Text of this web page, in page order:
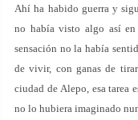
Ahí ha habido guerra y
no había visto algo así
sensación no la había
de vivir, con ganas de tirar
ciudad de Alepo, esa tarea
no lo hubiera imaginado